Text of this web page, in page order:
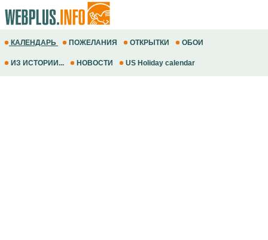
КАЛЕНДАРЬ ПОЖЕЛАНИЯ ОТКРЫТКИ ОБОИ
ИЗ ИСТОРИИ... НОВОСТИ US Holiday calendar